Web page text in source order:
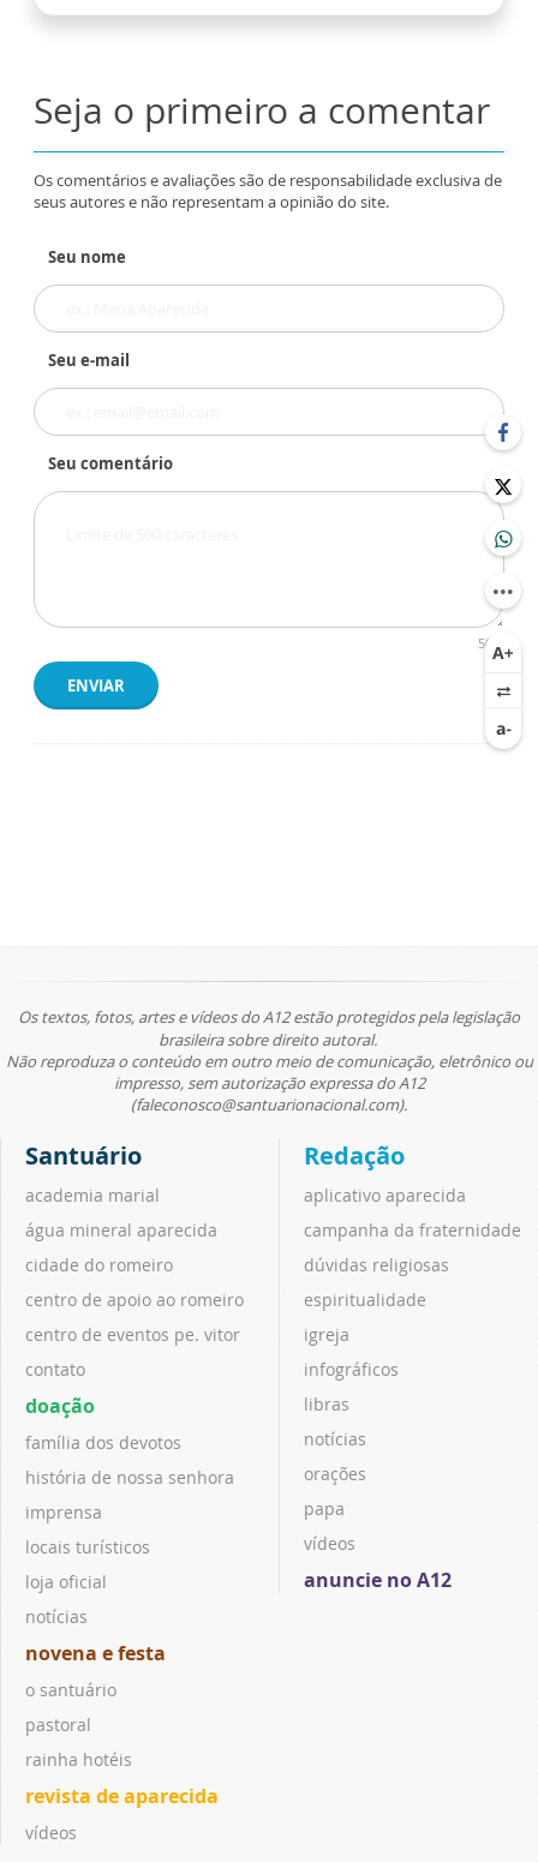
Seja o primeiro a comentar
Os comentários e avaliações são de responsabilidade exclusiva de
seus autores e não representam a opinião do site.
Seu nome
Seu e-mail
Seu comentário
500
ENVIAR
Os textos, fotos, artes e vídeos do A12 estão protegidos pela legislação
brasileira sobre direito autoral.
Não reproduza o conteúdo em outro meio de comunicação, eletrônico ou
impresso, sem autorização expressa do A12
(faleconosco@santuarionacional.com).
Santuário
academia marial
água mineral aparecida
cidade do romeiro
centro de apoio ao romeiro
centro de eventos pe. vitor
contato
doação
família dos devotos
história de nossa senhora
imprensa
locais turísticos
loja oficial
notícias
novena e festa
o santuário
pastoral
rainha hotéis
revista de aparecida
vídeos
Redação
aplicativo aparecida
campanha da fraternidade
dúvidas religiosas
espiritualidade
igreja
infográficos
libras
notícias
orações
papa
vídeos
anuncie no A12